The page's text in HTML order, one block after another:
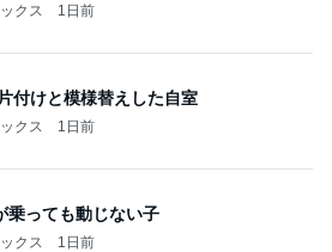
クス 1日前
付けと模様替えした自室
クス 1日前
乗っても動じない子
クス 1日前